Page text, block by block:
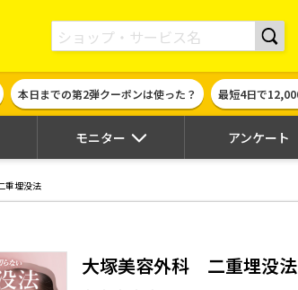
ント貯めて現金やギフト券に交換できるポイントサイト | ハ
本日までの第2弾クーポンは使った？ 最短4日で
モニター アンケート
重埋没法
大塚美容外科 二重埋没法